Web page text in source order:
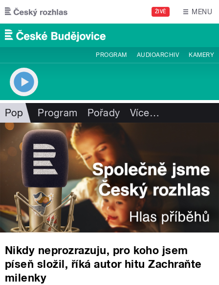
Přejít k hlavnímu obsahu
ŽIVĚ MENU
PROGRAM AUDIOARCHIV KAMERY
Pop Program Pořady Více…
Nikdy neprozrazuju, pro koho jsem
píseň složil, říká autor hitu Zachraňte
milenky